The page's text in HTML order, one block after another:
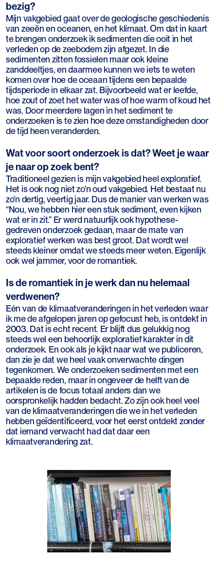
bezig?
Mijn vakgebied gaat over de geologische geschiedenis
van zeeën en oceanen, en het klimaat. Om dat in kaart
te brengen onderzoek ik sedimenten die ooit in het
verleden op de zeebodem zijn afgezet. In die
sedimenten zitten fossielen maar ook kleine
zanddeeltjes, en daarmee kunnen we iets te weten
komen over hoe de oceaan tijdens een bepaalde
tijdsperiode in elkaar zat. Bijvoorbeeld wat er leefde,
hoe zout of zoet het water was of hoe warm of koud het
was. Door meerdere lagen in het sediment te
onderzoeken is te zien hoe deze omstandigheden door
de tijd heen veranderden.
Wat voor soort onderzoek is dat? Weet je waar
je naar op zoek bent?
Traditioneel gezien is mijn vakgebied heel exploratief.
Het is ook nog niet zo’n oud vakgebied. Het bestaat nu
zo’n dertig, veertig jaar. Dus de manier van werken was
“Nou, we hebben hier een stuk sediment, even kijken
wat er in zit.” Er werd natuurlijk ook hypothese-
gedreven onderzoek gedaan, maar de mate van
exploratief werken was best groot. Dat wordt wel
steeds kleiner omdat we steeds meer weten. Eigenlijk
ook wel jammer, voor de romantiek.
Is de romantiek in je werk dan nu helemaal
verdwenen?
Eén van de klimaatveranderingen in het verleden waar
ik me de afgelopen jaren op gefocust heb, is ontdekt in
2003. Dat is echt recent. Er blijft dus gelukkig nog
steeds wel een behoorlijk exploratief karakter in dit
onderzoek. En ook als je kijkt naar wat we publiceren,
dan zie je dat we heel vaak onverwachte dingen
tegenkomen. We onderzoeken sedimenten met een
bepaalde reden, maar in ongeveer de helft van de
artikelen is de focus totaal anders dan we
oorspronkelijk hadden bedacht. Zo zijn ook heel veel
van de klimaatveranderingen die we in het verleden
hebben geïdentificeerd, voor het eerst ontdekt zonder
dat iemand verwacht had dat daar een
klimaatverandering zat.